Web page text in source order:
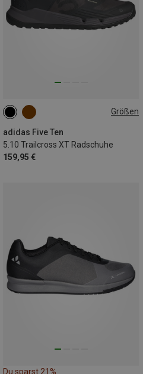
Größen
adidas Five Ten
5.10 Trailcross XT Radschuhe
159,95 €
40 40.5|41
42.5|43
46.5|47
Du sparst 21%